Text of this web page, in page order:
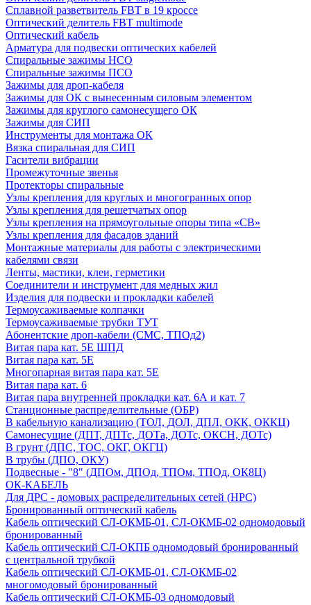
Сплавной разветвитель FBT в 19 кроссе
Оптический делитель FBT multimode
Оптический кабель
Арматура для подвески оптических кабелей
Спиральные зажимы НСО
Спиральные зажимы ПСО
Зажимы для дроп-кабеля
Зажимы для ОК с вынесенным силовым элементом
Зажимы для круглого самонесущего ОК
Зажимы для СИП
Инструменты для монтажа ОК
Вязка спиральная для СИП
Гасители вибрации
Промежуточные звенья
Протекторы спиральные
Узлы крепления для круглых и многогранных опор
Узлы крепления для решетчатых опор
Узлы крепления на прямоугольные опоры типа «СВ»
Узлы крепления для фасадов зданий
Монтажные материалы для работы с электрическими
кабелями связи
Ленты, мастики, клеи, герметики
Соединители и инструмент для медных жил
Изделия для подвески и прокладки кабелей
Термоусаживаемые колпачки
Термоусаживаемые трубки ТУТ
Абонентские дроп-кабели (СМС, ТПОд2)
Витая пара кат. 5Е ШПД
Витая пара кат. 5Е
Многопарная витая пара кат. 5E
Витая пара кат. 6
Витая пара внутренней прокладки кат. 6А и кат. 7
Станционные распределительные (ОБР)
В кабельную канализацию (ТОЛ, ДОЛ, ДПЛ, ОКК, ОККЦ)
Самонесущие (ДПТ, ДПТс, ДОТа, ДОТс, ОКСН, ДОТс)
В грунт (ДПС, ТОС, ОКГ, ОКГЦ)
В трубы (ДПО, ОКУ)
Подвесные - "8" (ДПОм, ДПОд, ТПОм, ТПОд, ОК8Ц)
ОК-КАБЕЛЬ
Для ДРС - домовых распределительных сетей (НРС)
Бронированный оптический кабель
Кабель оптический СЛ-ОКМБ-01, СЛ-ОКМБ-02 одномодовый
бронированный
Кабель оптический СЛ-ОКПБ одномодовый бронированный
с центральной трубкой
Кабель оптический СЛ-ОКМБ-01, СЛ-ОКМБ-02
многомодовый бронированный
Кабель оптический СЛ-ОКМБ-03 одномодовый